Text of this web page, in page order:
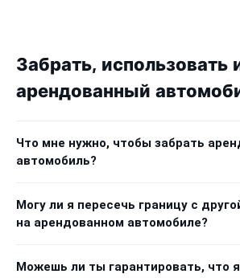
Забрать, использовать
арендованный
Что мне нужно, чтобы забрать
автомобиль?
Могу ли я пересечь границу с
на арендованном автомобиле?
Можешь ли ты гарантировать, что